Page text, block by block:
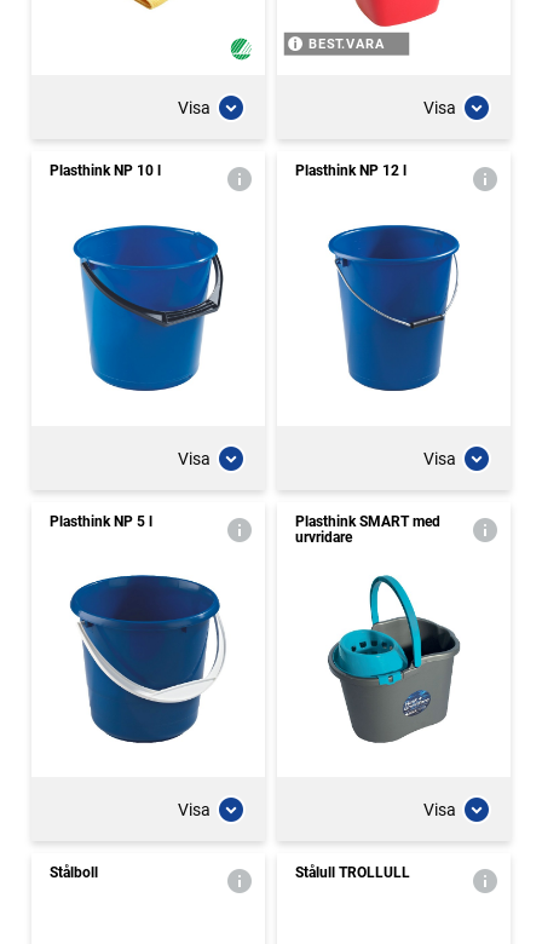
Visa
BEST.VARA
Visa
Plasthink NP 10 l
Visa
Plasthink NP 12 l
Visa
Plasthink NP 5 l
Visa
Plasthink SMART med
urvridare
Visa
Stålboll Stålull TROLLULL